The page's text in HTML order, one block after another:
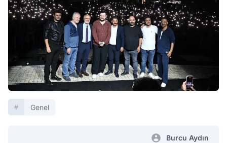
Genel
Burcu Aydın